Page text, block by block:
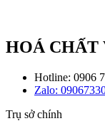
HOÁ CHẤT
Hotline: 0906
Zalo:
Trụ sở chính